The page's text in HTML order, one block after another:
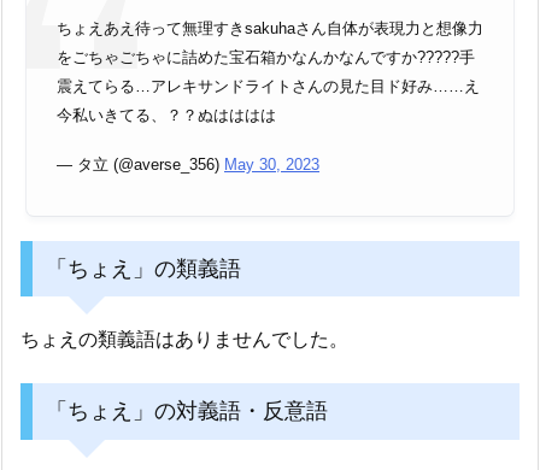
ちょえあえ待って無理すきsakuhaさん自体が表現力と想像力
をごちゃごちゃに詰めた宝石箱かなんかなんですか?????手
震えてらる…アレキサンドライトさんの見た目ド好み……え
今私いきてる、？？ぬはははは
— タ立 (@averse_356) May 30, 2023
「ちょえ」の類義語
ちょえの類義語はありませんでした。
「ちょえ」の対義語・反意語